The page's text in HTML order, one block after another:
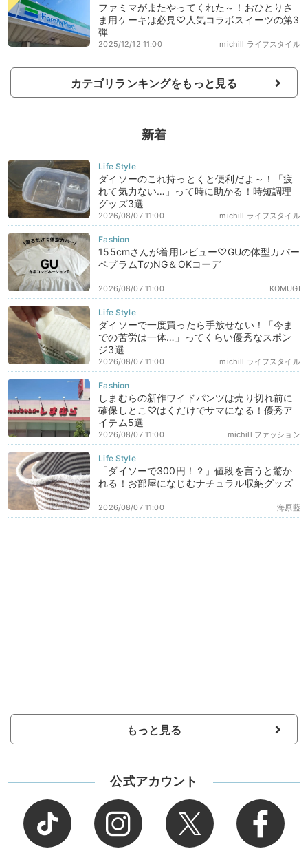
ファミマがまたやってくれた～！おひとりさ
ま用ケーキは必見♡人気コラボスイーツの第3
弾
michill ライフスタイル
2025/12/12 11:00
カテゴリランキングをもっと見る
新着
ダイソーのこれ持っとくと便利だよ～！「疲
れて気力ない…」って時に助かる！時短調理
グッズ3選
michill ライフスタイル
2026/08/07 11:00
155cmさんが着用レビュー♡GUの体型カバー
ペプラムTのNG＆OKコーデ
KOMUGI
2026/08/07 11:00
ダイソーで一度買ったら手放せない！「今ま
での苦労は一体…」ってくらい優秀なスポン
ジ3選
michill ライフスタイル
2026/08/07 11:00
しまむらの新作ワイドパンツは売り切れ前に
確保しとこ♡はくだけでサマになる！優秀ア
イテム5選
michill ファッション
2026/08/07 11:00
「ダイソーで300円！？」値段を言うと驚か
れる！お部屋になじむナチュラル収納グッズ
海原藍
2026/08/07 11:00
もっと見る
公式アカウント